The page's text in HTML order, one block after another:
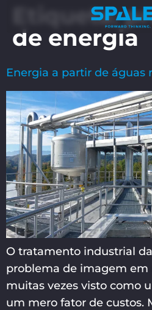
Etiqueta:
de energia
Energia a partir de águas
O tratamento industrial
problema de imagem em
muitas vezes visto como
um mero fator de custos.